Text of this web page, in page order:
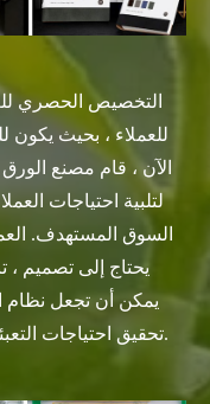
للعملاء ، بحيث
الآن ، قام مصنع
لتلبية احتياجات
السوق المستهدف.
يحتاج إلى تصميم ،
يمكن أن تجعل نظام
تحقيق احتياجات التعبئة والتغليف العلامة التجارية الخاصة بهم.